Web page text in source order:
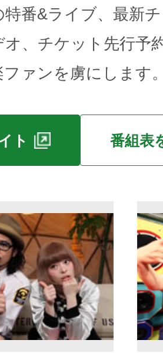
番&ライブ、最新
オ、チケット先行予
ファンを虜にします
ト 番組表